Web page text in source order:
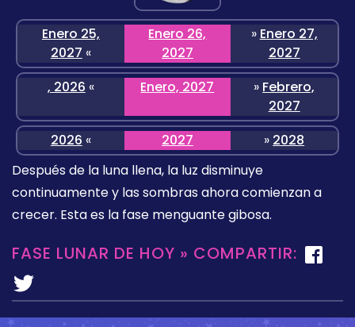
Enero 25,
2027 «
Enero 26,
2027
» Enero 27,
2027
, 2026 « Enero, 2027 » Febrero,
2027
2026 « 2027 » 2028
Después de la luna llena, la luz disminuye
continuamente y las sombras ahora comienzan a
crecer. Esta es la fase menguante gibosa.
FASE LUNAR DE HOY » COMPARTIR: